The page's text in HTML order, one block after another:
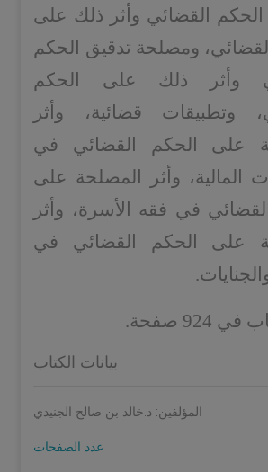
القضائي وأثر ذلك على
ومصلحة تدقيق الحكم
وأثر ذلك على الحكم
وتطبيقات قضائية، وأثر
على الحكم القضائي في
المالية، وأثر المصلحة على
في فقه الأسرة، وأثر
على الحكم القضائي في
924 صفحة.
بيانات الكتاب
المؤلفين: د.خالد بن صالح الجنيدي
عدد الصفحات: